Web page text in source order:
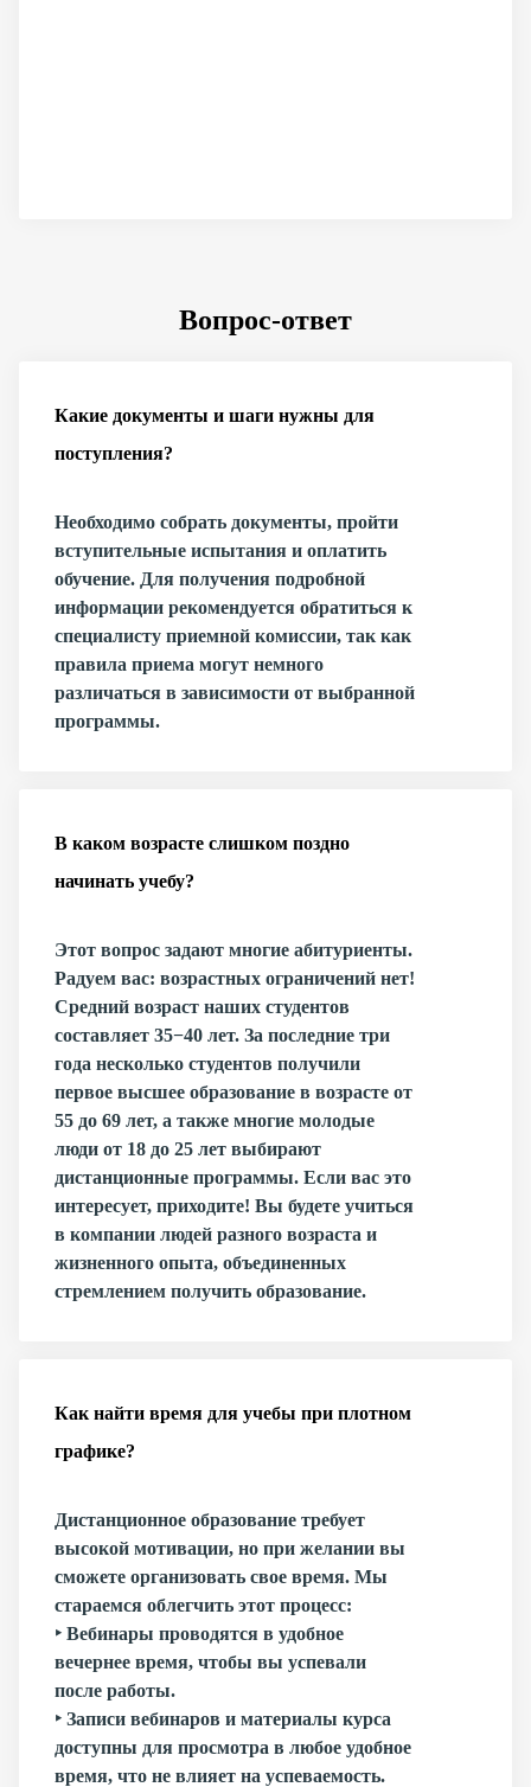
Вопрос-ответ
Какие документы и шаги нужны для
поступления?
Необходимо собрать документы, пройти
вступительные испытания и оплатить
обучение. Для получения подробной
информации рекомендуется обратиться к
специалисту приемной комиссии, так как
правила приема могут немного
различаться в зависимости от выбранной
программы.
В каком возрасте слишком поздно
начинать учебу?
Этот вопрос задают многие абитуриенты.
Радуем вас: возрастных ограничений нет!
Средний возраст наших студентов
составляет 35−40 лет. За последние три
года несколько студентов получили
первое высшее образование в возрасте от
55 до 69 лет, а также многие молодые
люди от 18 до 25 лет выбирают
дистанционные программы. Если вас это
интересует, приходите! Вы будете учиться
в компании людей разного возраста и
жизненного опыта, объединенных
стремлением получить образование.
Как найти время для учебы при плотном
графике?
Дистанционное образование требует
высокой мотивации, но при желании вы
сможете организовать свое время. Мы
стараемся облегчить этот процесс:
‣ Вебинары проводятся в удобное
вечернее время, чтобы вы успевали
после работы.
‣ Записи вебинаров и материалы курса
доступны для просмотра в любое удобное
время, что не влияет на успеваемость.